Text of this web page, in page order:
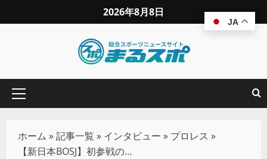
2026年8月8日
ホーム »記事一覧 » インタビュー » プロレス »
【新日本BOSJ】初参戦のMAO「同じ年のマスター・ワト、藤田晃生か高橋ヒロムと当たってみたい」
JA